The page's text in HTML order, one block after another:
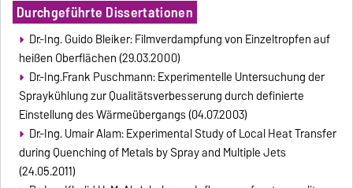
Durchgeführte Dissertationen
Dr.-Ing. Guido Bleiker: Filmverdampfung von Einzeltropfen auf
heißen Oberflächen (29.03.2000)
Dr.-Ing.Frank Puschmann: Experimentelle Untersuchung der
Spraykühlung zur Qualitätsverbesserung durch definierte
Einstellung des Wärmeübergangs (04.07.2003)
Dr.-Ing. Umair Alam: Experimental Study of Local Heat Transfer
during Quenching of Metals by Spray and Multiple Jets
(24.05.2011)